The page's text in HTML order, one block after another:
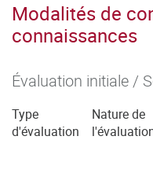
Modalités de
connaissances
Évaluation initiale /
Type
d'évaluation
Nature de